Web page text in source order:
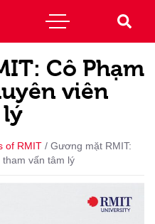
Cô Phạm
viên
of RMIT / Gương mặt RMIT:
vấn tâm lý